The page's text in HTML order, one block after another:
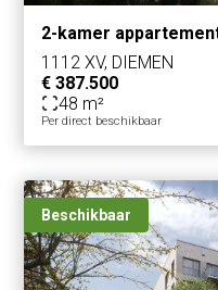
2-kamer
1112 XV, DIEMEN
€ 387.500
48 m²
Per direct beschikbaar
Beschikbaar